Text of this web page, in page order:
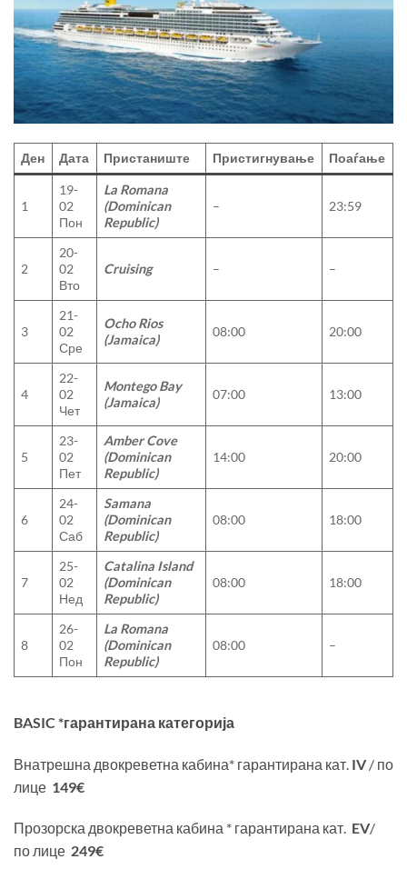
Ден Дата Пристаниште Пристигнување Поаѓање
1
19-
02
Пон
La Romana
(Dominican
Republic)
– 23:59
2
20-
02
Вто
Cruising – –
3
21-
02
Сре
Ocho Rios
(Jamaica)
08:00 20:00
4
22-
02
Чет
Montego Bay
(Jamaica)
07:00 13:00
5
23-
02
Пет
Amber Cove
(Dominican
Republic)
14:00 20:00
6
24-
02
Саб
Samana
(Dominican
Republic)
08:00 18:00
7
25-
02
Нед
Catalina Island
(Dominican
Republic)
08:00 18:00
8
26-
02
Пон
La Romana
(Dominican
Republic)
08:00 –
BASIC *гарантирана категорија
Внатрешна двокреветна кабина* гарантирана кат. IV / по
лице 149€
Прозорска двокреветна кабина * гарантирана кат. EV/
по лице 249€